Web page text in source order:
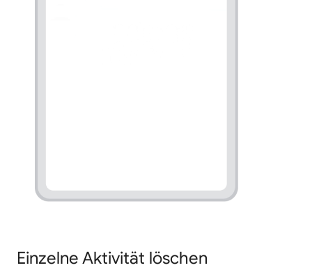
Einzelne Aktivität löschen